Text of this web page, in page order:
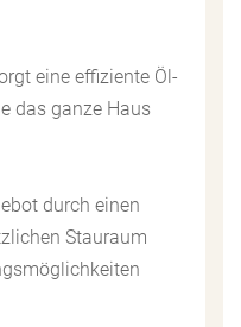
eine effiziente Öl-
das ganze Haus
durch einen
Stauraum